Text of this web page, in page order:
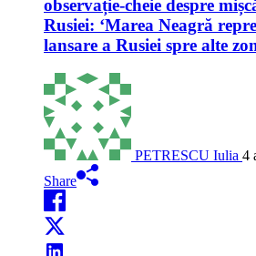
observație-cheie despre
Rusiei: ‘Marea Neagră
lansare a Rusiei spre alte
PETRESCU Iulia 4
Share